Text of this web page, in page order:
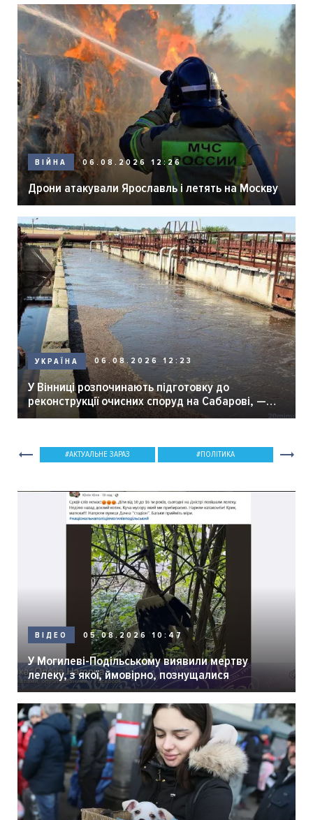
ВІЙНА 06.08.2026 12:26
Дрони атакували Ярославль і летять на Москву
УКРАЇНА 06.08.2026 12:23
У Вінниці розпочинають підготовку до
реконструкції очисних споруд на Сабарові, —
мер Вінниці.
АКТУАЛЬНЕ ЗАРАЗ ПОЛІТИКА
ВІДЕО 05.08.2026 10:47
У Могилеві-Подільському виявили мертву
лелеку, з якої, ймовірно, познущалися